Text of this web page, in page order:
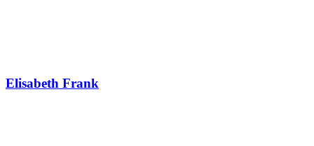
Elisabeth Frank